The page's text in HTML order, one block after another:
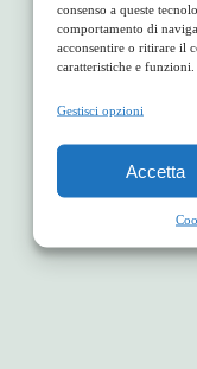
consenso a queste
comportamento di
acconsentire o ritirare il
caratteristiche e funzioni.
Gestisci opzioni
Accetta